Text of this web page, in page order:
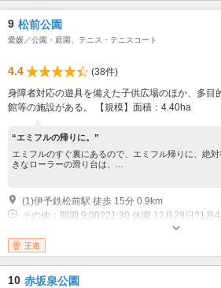
9 松前公園
愛媛／公園・庭園、テニス・テニスコート
4.4
(38件)
身障者対応の遊具を備えた子供広場のほか、多目
館等の施設がある。 【規模】面積：4.40ha
“エミフルの帰りに。”
エミフルのすぐ裏にあるので、エミフル帰りに、絶
きなローラーの滑り台は、...
(1)伊予鉄松前駅 徒歩 15分 0.9km
その他：開園 9:00?21:30 休園 12月28日?1月
王道
10 赤坂泉公園